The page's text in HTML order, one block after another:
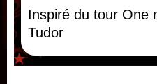
Inspiré du tour One
Tudor